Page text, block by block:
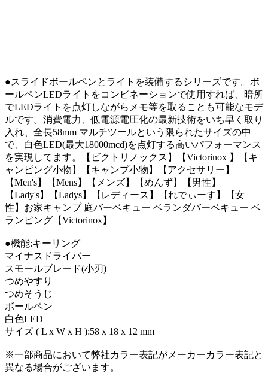
●スライドボールペンとライトを装備するシリーズです。ボ
ールペンLEDライトをコンビネーションで使用すれば、暗所
でLEDライトを点灯しながらメモ等を取ることも可能なモデ
ルです。消費電力、低電源電圧化の最新技術をいち早く取り
入れ、全長58mm マルチツールという限られたサイズの中
で、白色LED(最大18000mcd)を点灯する高いパフォーマンス
を実現してます。【ビクトリノックス】【Victorinox 】【キ
ャンピング小物】【キャンプ小物】【アクセサリー】
【Men's】【Mens】【メンズ】【めんず】【男性】
【Lady's】【Ladys】【レディース】【れでぃーす】【女
性】お家キャンプ 庭バーベキュー ベランダバーベキュー ベ
ランピング【Victorinox】
●機能:キーリング
マイナスドライバー
スモールブレード(小刃)
つめやすり
つめそうじ
ボールペン
白色LED
サイズ ( L x W x H ):58 x 18 x 12 mm
※一部商品において弊社カラー表記がメーカーカラー表記と
異なる場合がございます。